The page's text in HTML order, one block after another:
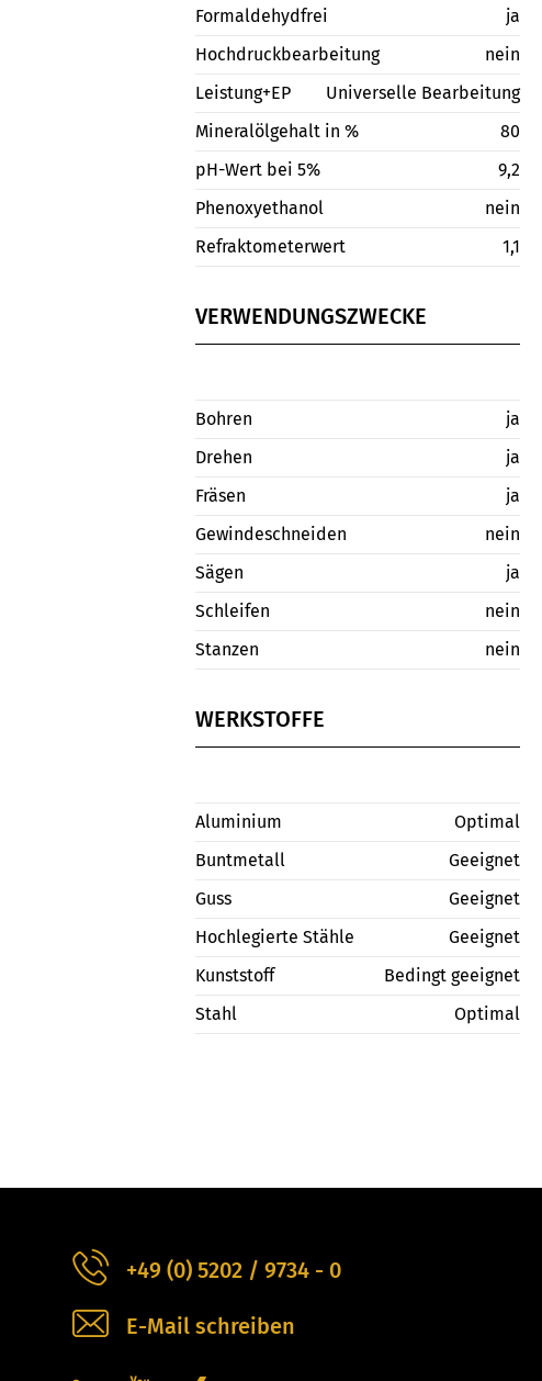
Formaldehydfrei
ja
Hochdruckbearbeitung
nein
Leistung+EP
Universelle Bearbeitung
Mineralölgehalt in %
80
pH-Wert bei 5%
9,2
Phenoxyethanol
nein
Refraktometerwert
1,1
VERWENDUNGSZWECKE
Bohren
ja
Drehen
ja
Fräsen
ja
Gewindeschneiden
nein
Sägen
ja
Schleifen
nein
Stanzen
nein
WERKSTOFFE
Aluminium
Optimal
Buntmetall
Geeignet
Guss
Geeignet
Hochlegierte Stähle
Geeignet
Kunststoff
Bedingt geeignet
Stahl
Optimal
+49 (0) 5202 / 9734 - 0
E-Mail schreiben